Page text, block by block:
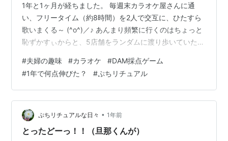
1年と1ヶ月が経ちました。 毎週末カラオケ屋さんに通
い、フリータイム（約8時間）を2人で交互に、ひたすら
歌いまくる～ (^o^)／♪ あんまり頻繁に行くのはちょっと
恥ずかすぃからと、5店舗をランダムに渡り歩いていたの
ゃった様子… f(^^;) それでも未だ飽きることなく、相変わ
らず毎週末、カラオケ屋さんにいそいそとお出掛けして
ます♪ 私たちはDAMの採点機能を使っているのですが、
先月（9月）の私の点数は… じゃーん☆ 平均94点！ 最高
98点！ 点数だけ見ると、すごくないですか？！ あ、D…
#夫婦の趣味 #カラオケ #DAM採点ゲーム
#1年で何点伸びた？ #ぷちリチュアル
ぷちリチュアルな日々 • 1年前
とったどーっ！！（旦那くんが）